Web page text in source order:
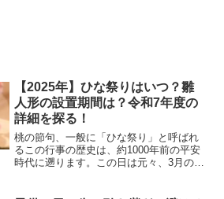
【2025年】ひな祭りはいつ？雛
人形の設置期間は？令和7年度の
詳細を探る！
桃の節句、一般に「ひな祭り」と呼ばれ
るこの行事の歴史は、約1000年前の平安
時代に遡ります。この日は元々、3月の初